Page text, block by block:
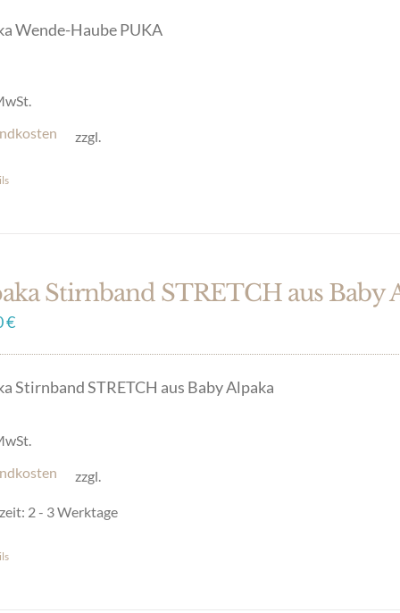
Wende-Haube PUKA
zzgl.
Stirnband STRETCH aus Baby
€
Stirnband STRETCH aus Baby Alpaka
zzgl.
2 - 3 Werktage